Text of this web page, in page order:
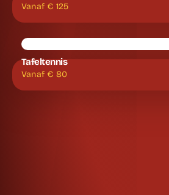
Vanaf € 125
Tafeltennis
Vanaf € 80